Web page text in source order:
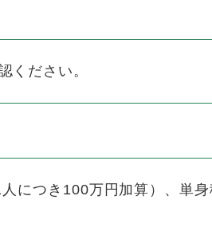
ください。
につき100万円加算）、単身